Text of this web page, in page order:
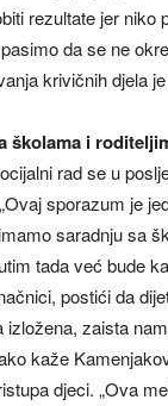
rezultate jer niko
da se ne
krivičnih djela
školama i
rad se u
sporazum je
saradnju sa
tada već bude
postići da
izložena, zaista
kaže
djeci. „Ova